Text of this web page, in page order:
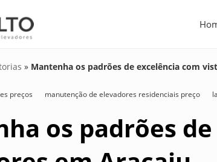
» Mantenha os padrões de excelência com
preços
manutenção de elevadores residenciais preço
os padrões